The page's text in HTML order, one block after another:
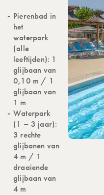
Pierenbad in
het
waterpark
(alle
leeftijden): 1
glijbaan van
0,10 m / 1
glijbaan van
1 m
Waterpark
(1 – 3 jaar):
3 rechte
glijbanen van
4 m / 1
draaiende
glijbaan van
4 m